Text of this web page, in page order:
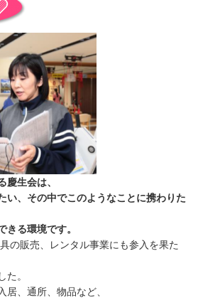
慶生会は、
い、その中でこのようなことに携わりた
きる環境です。
の販売、レンタル事業にも参入を果た
た。
居、通所、物品など、